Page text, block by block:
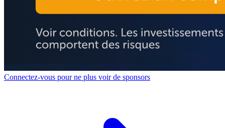
Connectez-vous pour ne plus voir de sponsors